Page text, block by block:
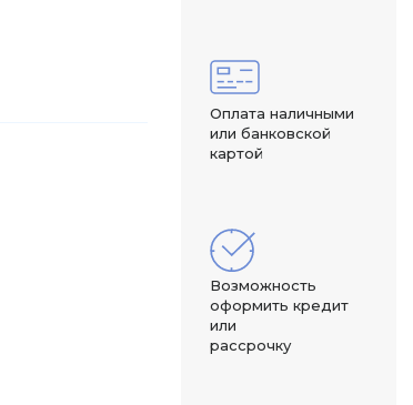
Оплата наличными
или банковской
картой
Возможность
оформить кредит
или
рассрочку